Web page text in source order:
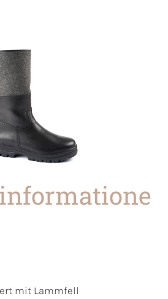
mit Lammfell